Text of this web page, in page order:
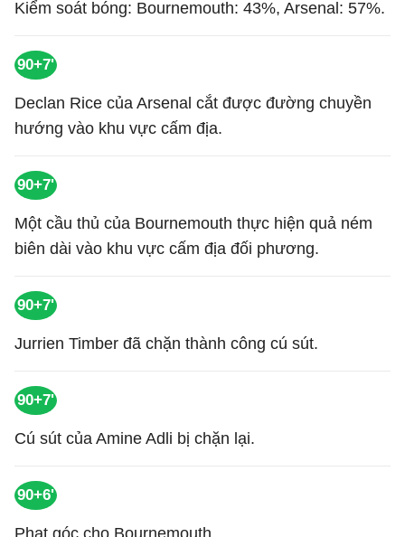
Kiểm soát bóng: Bournemouth: 43%, Arsenal: 57%.
90+7'
Declan Rice của Arsenal cắt được đường chuyền
hướng vào khu vực cấm địa.
90+7'
Một cầu thủ của Bournemouth thực hiện quả ném
biên dài vào khu vực cấm địa đối phương.
90+7'
Jurrien Timber đã chặn thành công cú sút.
90+7'
Cú sút của Amine Adli bị chặn lại.
90+6'
Phạt góc cho Bournemouth.